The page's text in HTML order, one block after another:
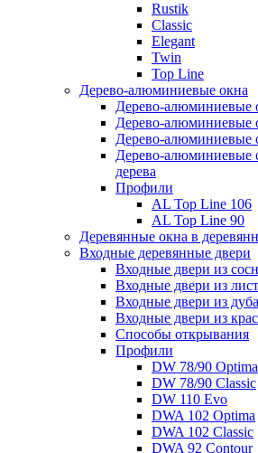
Rustik
Classic
Elegant
Twin
Top Line
Дерево-алюминиевые окна
Дерево-алюминиевые
Дерево-алюминиевые
Дерево-алюминиевые
Дерево-алюминиевые
дерева
Профили
AL Top Line 106
AL Top Line 90
Деревянные окна в
Входные деревянные двери
Входные двери из
Входные двери из
Входные двери из дуба
Входные двери из
Способы открывания
Профили
DW 78/90 Optima
DW 78/90 Classic
DW 110 Evo
DWA 102 Optima
DWA 102 Classic
DWA 92 Contour